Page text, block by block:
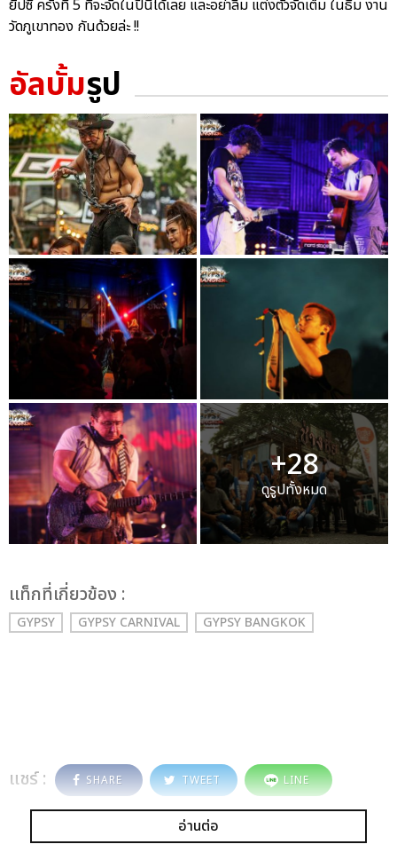
ยิปซี ครั้งที่ 5 ที่จะจัดในปีนี้ได้เลย และอย่าลืม แต่งตัวจัดเต็ม ในธีม งาน
วัดภูเขาทอง กันด้วยล่ะ !!
อัลบั้มรูป
+28
ดูรูปทั้งหมด
เเท็กที่เกี่ยวข้อง :
GYPSY GYPSY CARNIVAL GYPSY BANGKOK
แชร์ : SHARE TWEET LINE
อ่านต่อ